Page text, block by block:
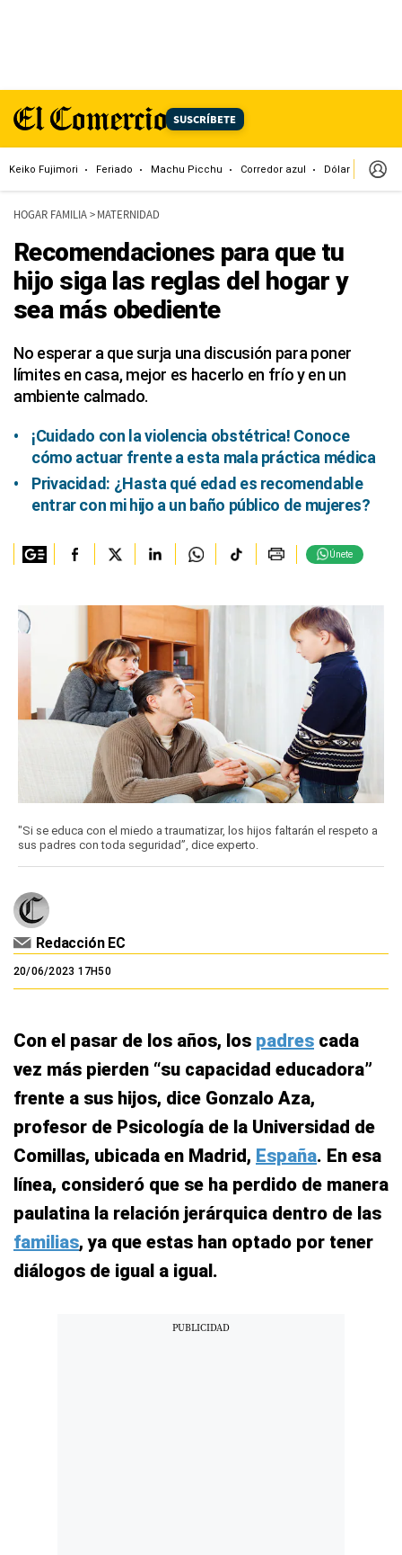
SUSCRÍBETE
Keiko Fujimori Feriado Machu Picchu Corredor azul Dólar
HOGAR FAMILIA> MATERNIDAD
Recomendaciones para que tu
hijo siga las reglas del hogar y
sea más obediente
No esperar a que surja una discusión para poner
límites en casa, mejor es hacerlo en frío y en un
ambiente calmado.
¡Cuidado con la violencia obstétrica! Conoce
cómo actuar frente a esta mala práctica médica
Privacidad: ¿Hasta qué edad es recomendable
entrar con mi hijo a un baño público de mujeres?
Únete
"Si se educa con el miedo a traumatizar, los hijos faltarán el respeto a
sus padres con toda seguridad”, dice experto.
Redacción EC
20/06/2023 17H50
Con el pasar de los años, los padres cada
vez más pierden “su capacidad educadora”
frente a sus hijos, dice Gonzalo Aza,
profesor de Psicología de la Universidad de
Comillas, ubicada en Madrid, España. En esa
línea, consideró que se ha perdido de manera
paulatina la relación jerárquica dentro de las
familias, ya que estas han optado por tener
diálogos de igual a igual.